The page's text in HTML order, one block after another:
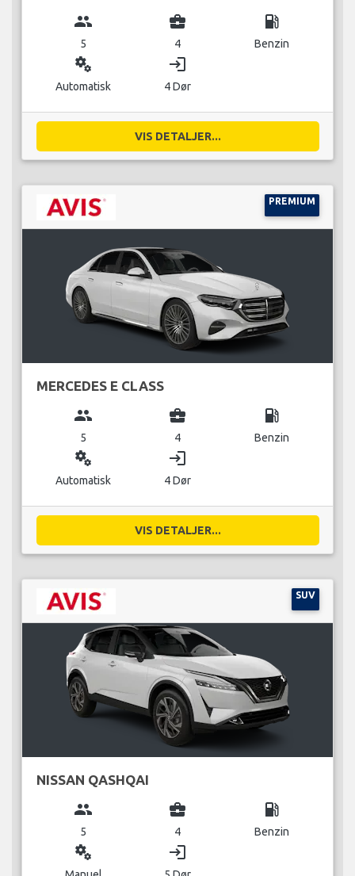
group
5
business_center
4
local_gas_station
Benzin
miscellaneous_services
Automatisk
login
4 Dør
VIS DETALJER...
PREMIUM
MERCEDES E CLASS
group
5
business_center
4
local_gas_station
Benzin
miscellaneous_services
Automatisk
login
4 Dør
VIS DETALJER...
SUV
NISSAN QASHQAI
group
5
business_center
4
local_gas_station
Benzin
miscellaneous_services login